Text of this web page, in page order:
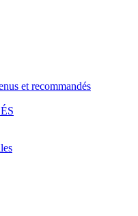
et recommandés